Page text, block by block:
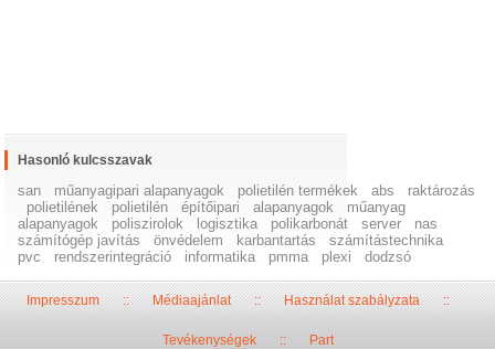
Hasonló kulcsszavak
san műanyagipari alapanyagok polietilén termékek abs
raktározás
polietilének
polietilén építőipari alapanyagok
műanyag
alapanyagok
poliszirolok logisztika polikarbonát server
nas
számítógép javítás
önvédelem karbantartás
számítástechnika
pvc
rendszerintegráció informatika pmma plexi dodzsó
Impresszum::Médiaajánlat::Használat szabályzata::
Tevékenységek:: Part